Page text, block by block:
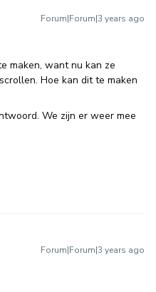
Forum|Forum|3 years ago
maken, want nu kan ze
Hoe kan dit te maken
We zijn er weer mee
Forum|Forum|3 years ago